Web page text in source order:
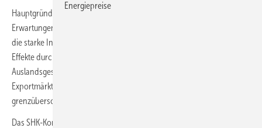
Hauptgründe für die positiven Entwicklung und die optimistischen
Erwartungen der Haus- und Gebäudetechnik-Branche sind vor allem
die starke Inlandsnachfrage bei Bestandsmaßnahmen und die Pull-
Effekte durch die verbesserte staatliche Förderung. Das
Auslandsgeschäft war aufgrund der niedrigen Nachfrage in wichtigen
Exportmärkten und der pandemiebedingten Herausforderungen im
grenzüberschreitenden Warenverkehr rückläufig.
Das SHK-Konjunkturbarometer bildet die Einschätzungen und
Energiepreise